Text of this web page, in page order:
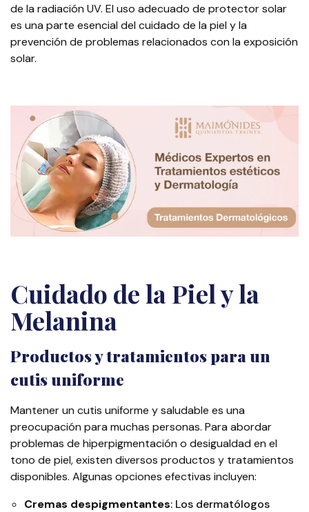
de la radiación UV. El uso adecuado de protector solar
es una parte esencial del cuidado de la piel y la
prevención de problemas relacionados con la exposición
solar.
Cuidado de la Piel y la
Melanina
Productos y tratamientos para un
cutis uniforme
Mantener un cutis uniforme y saludable es una
preocupación para muchas personas. Para abordar
problemas de hiperpigmentación o desigualdad en el
tono de piel, existen diversos productos y tratamientos
disponibles. Algunas opciones efectivas incluyen:
Cremas despigmentantes: Los dermatólogos